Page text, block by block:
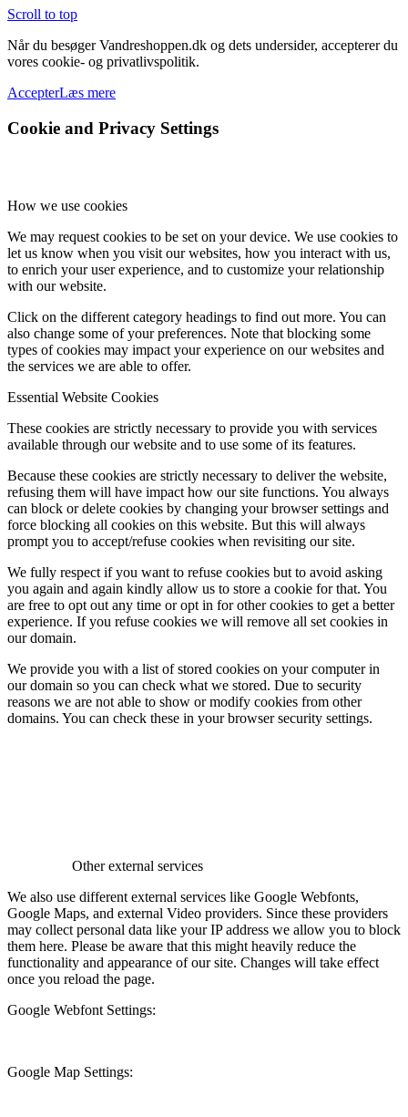
Scroll to top
Når du besøger Vandreshoppen.dk og dets undersider, accepterer du
vores cookie- og privatlivspolitik.
AccepterLæs mere
Cookie and Privacy Settings
How we use cookies
We may request cookies to be set on your device. We use cookies to
let us know when you visit our websites, how you interact with us,
to enrich your user experience, and to customize your relationship
with our website.
Click on the different category headings to find out more. You can
also change some of your preferences. Note that blocking some
types of cookies may impact your experience on our websites and
the services we are able to offer.
Essential Website Cookies
These cookies are strictly necessary to provide you with services
available through our website and to use some of its features.
Because these cookies are strictly necessary to deliver the website,
refusing them will have impact how our site functions. You always
can block or delete cookies by changing your browser settings and
force blocking all cookies on this website. But this will always
prompt you to accept/refuse cookies when revisiting our site.
We fully respect if you want to refuse cookies but to avoid asking
you again and again kindly allow us to store a cookie for that. You
are free to opt out any time or opt in for other cookies to get a better
experience. If you refuse cookies we will remove all set cookies in
our domain.
We provide you with a list of stored cookies on your computer in
our domain so you can check what we stored. Due to security
reasons we are not able to show or modify cookies from other
domains. You can check these in your browser security settings.
Other external services
We also use different external services like Google Webfonts,
Google Maps, and external Video providers. Since these providers
may collect personal data like your IP address we allow you to block
them here. Please be aware that this might heavily reduce the
functionality and appearance of our site. Changes will take effect
once you reload the page.
Google Webfont Settings:
Google Map Settings: